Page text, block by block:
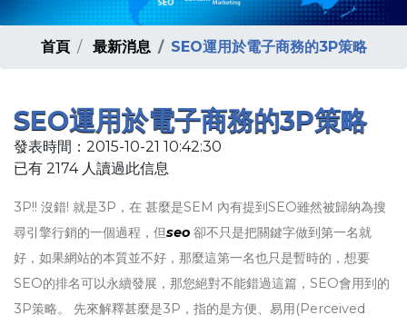
首頁 最新消息 SEO運用於電子商務的3P策略
SEO運用於電子商務的3P策略
發表時間：2015-10-21 10:42:30
已有 2174 人讀過此信息
3P!! 沒錯! 就是3P，在 甚麼是SEM 內有提到SEO雖然被歸納為搜
尋引擎行銷的一個過程，但seo 卻不只是把關鍵字做到第一名就
好，如果網站的本質並不好，那麼這第一名也只是暫時的，想要
SEO的排名可以永續發展，那您絕對不能錯過這篇，SEO會用到的
3P策略。 先來解釋甚麼是3P，指的是方便、易用(Perceived